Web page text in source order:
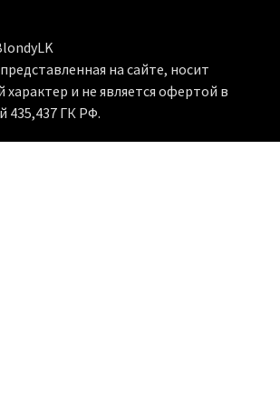
на сайте, носит
и не является офертой в
435,437 ГК РФ.